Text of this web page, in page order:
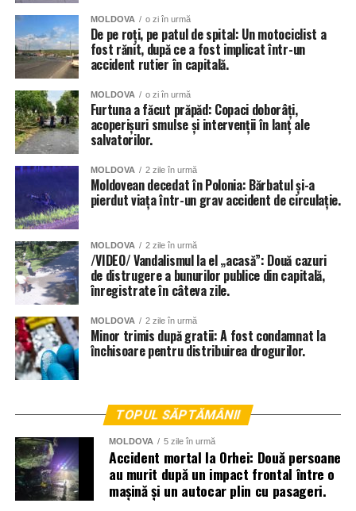
MOLDOVA o zi în urmă
De pe roți, pe patul de spital: Un motociclist a
fost rănit, după ce a fost implicat într-un
accident rutier în capitală.
MOLDOVA o zi în urmă
Furtuna a făcut prăpăd: Copaci doborâți,
acoperișuri smulse și intervenții în lanț ale
salvatorilor.
MOLDOVA 2 zile în urmă
Moldovean decedat în Polonia: Bărbatul și-a
pierdut viața într-un grav accident de circulație.
MOLDOVA 2 zile în urmă
/VIDEO/ Vandalismul la el „acasă”: Două cazuri
de distrugere a bunurilor publice din capitală,
înregistrate în câteva zile.
MOLDOVA 2 zile în urmă
Minor trimis după gratii: A fost condamnat la
închisoare pentru distribuirea drogurilor.
TOPUL SĂPTĂMÂNII
MOLDOVA 5 zile în urmă
Accident mortal la Orhei: Două persoane
au murit după un impact frontal între o
mașină și un autocar plin cu pasageri.